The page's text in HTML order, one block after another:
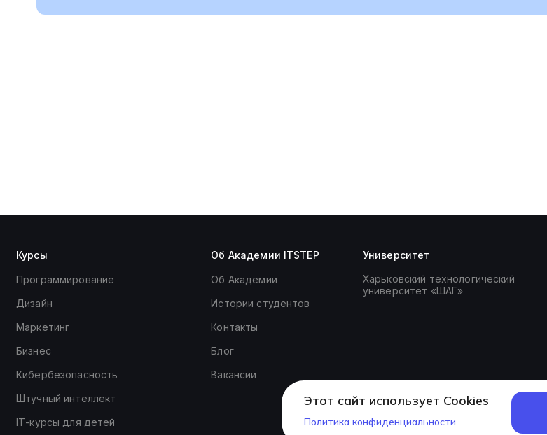
Курсы
Программирование
Дизайн
Маркетинг
Бизнес
Кибербезопасность
Штучный интеллект
ІТ-курсы для детей
Об Академии ITSTEP
Об Академии
Истории студентов
Контакты
Блог
Вакансии
Университет
Харьковский технологический
университет «ШАГ»
Этот сайт использует Cookies
Политика конфиденциальности